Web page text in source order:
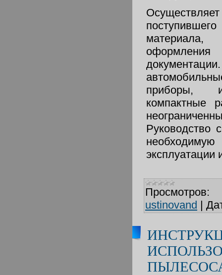
приборы,
компактные
Руководство
эксплуатации
Просмотров:
ustinovand |